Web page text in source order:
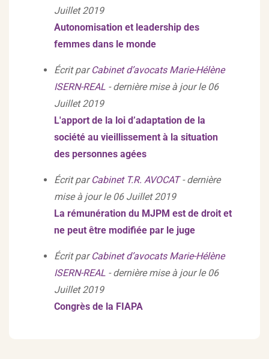
Juillet 2019
Autonomisation et leadership des
femmes dans le monde
Écrit par Cabinet d’avocats Marie-Hélène
ISERN-REAL - dernière mise à jour le 06
Juillet 2019
L'apport de la loi d’adaptation de la
société au vieillissement à la situation
des personnes agées
Écrit par Cabinet T.R. AVOCAT- dernière
mise à jour le 06 Juillet 2019
La rémunération du MJPM est de droit et
ne peut être modifiée par le juge
Écrit par Cabinet d’avocats Marie-Hélène
ISERN-REAL - dernière mise à jour le 06
Juillet 2019
Congrès de la FIAPA